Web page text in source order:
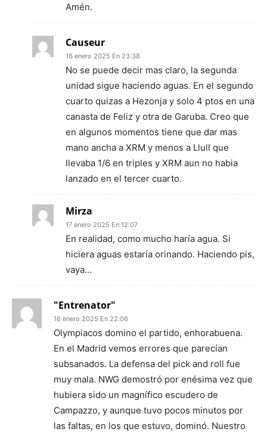
Amén.
Causeur
16 enero 2025 En 23:38
No se puede decir mas claro, la segunda
unidad sigue haciendo aguas. En el segundo
cuarto quizas a Hezonja y solo 4 ptos en una
canasta de Feliz y otra de Garuba. Creo que
en algunos momentos tiene que dar mas
mano ancha a XRM y menos a Llull que
llevaba 1/6 en triples y XRM aun no habia
lanzado en el tercer cuarto.
Mirza
17 enero 2025 En 12:07
En realidad, como mucho haría agua. Si
hiciera aguas estaría orinando. Haciendo pis,
vaya…
"Entrenator"
16 enero 2025 En 22:06
Olympiacos domino el partido, enhorabuena.
En el Madrid vemos errores que parecían
subsanados. La defensa del pick and roll fue
muy mala. NWG demostró por enésima vez que
hubiera sido un magnífico escudero de
Campazzo, y aunque tuvo pocos minutos por
las faltas, en los que estuvo, dominó. Nuestro